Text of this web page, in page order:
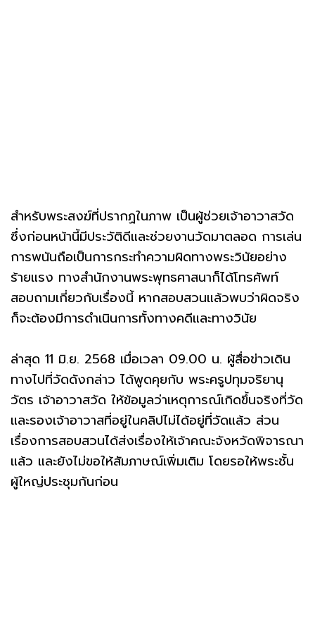
สำหรับพระสงฆ์ที่ปรากฏในภาพ เป็นผู้ช่วยเจ้าอาวาสวัด
ซึ่งก่อนหน้านี้มีประวัติดีและช่วยงานวัดมาตลอด การเล่น
การพนันถือเป็นการกระทำความผิดทางพระวินัยอย่าง
ร้ายแรง ทางสำนักงานพระพุทธศาสนาก็ได้โทรศัพท์
สอบถามเกี่ยวกับเรื่องนี้ หากสอบสวนแล้วพบว่าผิดจริง
ก็จะต้องมีการดำเนินการทั้งทางคดีและทางวินัย
ล่าสุด 11 มิ.ย. 2568 เมื่อเวลา 09.00 น. ผู้สื่อข่าวเดิน
ทางไปที่วัดดังกล่าว ได้พูดคุยกับ พระครูปทุมจริยานุ
วัตร เจ้าอาวาสวัด ให้ข้อมูลว่าเหตุการณ์เกิดขึ้นจริงที่วัด
และรองเจ้าอาวาสที่อยู่ในคลิปไม่ได้อยู่ที่วัดแล้ว ส่วน
เรื่องการสอบสวนได้ส่งเรื่องให้เจ้าคณะจังหวัดพิจารณา
แล้ว และยังไม่ขอให้สัมภาษณ์เพิ่มเติม โดยรอให้พระชั้น
ผู้ใหญ่ประชุมกันก่อน